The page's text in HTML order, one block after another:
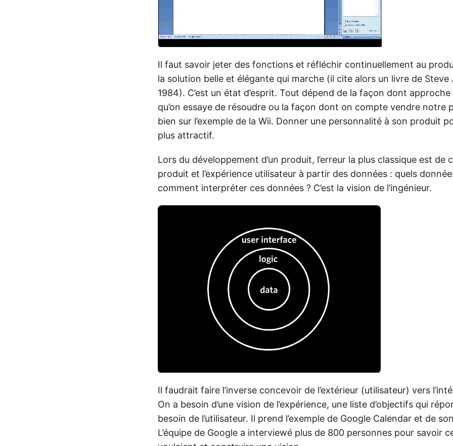
Il faut savoir jeter des fonctions et réfléchir continuellement au
la solution belle et élégante qui marche (il cite alors un livre de Steve
1984). C’est un état d’esprit. Tout dépend de la façon dont
qu’on essaye de résoudre ou la façon dont on compte vendre notre
bien sur l’exemple de la Wii. Donner une personnalité à son produit
plus attractif.
Lors du développement d’un produit, l’erreur la plus classique est de
produit et l’expérience utilisateur à partir des données : quels
comment interpréter ces données ? C’est la vision de l’ingénieur.
Il faudrait faire l’inverse concevoir de l’extérieur (utilisateur) vers
On a besoin d’une vision de l’expérience, une liste d’objectifs qui
besoin de l’utilisateur. Il prend l’exemple de Google Calendar et de
L’équipe de Google a interviewé plus de 800 personnes pour savoir